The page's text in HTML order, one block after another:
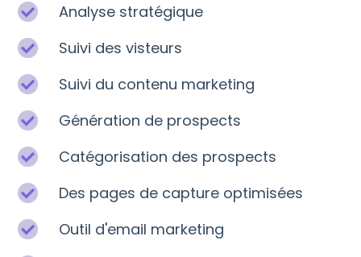
Analyse stratégique
Suivi des visteurs
Suivi du contenu marketing
Génération de prospects
Catégorisation des prospects
Des pages de capture optimisées
Outil d'email marketing